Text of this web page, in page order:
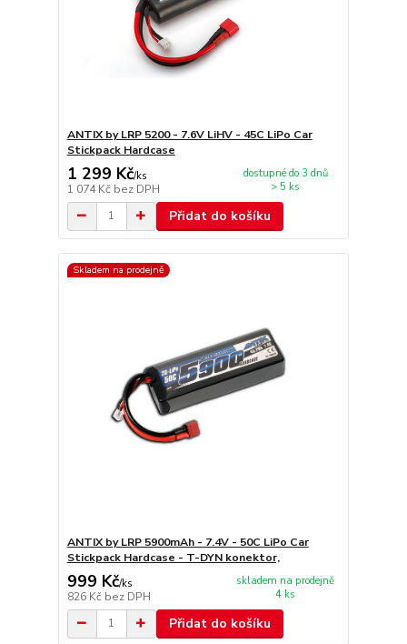
ANTIX by LRP 5200 - 7.6V LiHV - 45C LiPo Car
Stickpack Hardcase
1 299 Kč/ks
1 074 Kč bez DPH
dostupné do 3 dnů
> 5 ks
Přidat do košíku
Skladem na prodejně
ANTIX by LRP 5900mAh - 7.4V - 50C LiPo Car
Stickpack Hardcase - T-DYN konektor,
999 Kč/ks
826 Kč bez DPH
skladem na prodejně
4 ks
Přidat do košíku